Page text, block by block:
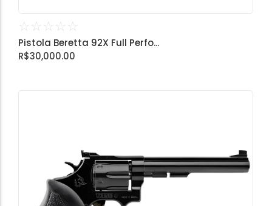
☆ ☆ ☆ ☆ ☆
Pistola Beretta 92X Full Perfo...
R$30,000.00